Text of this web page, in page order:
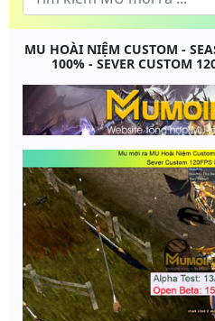
MU HOÀI NIỆM CUSTOM -
100% - SEVER CUSTOM